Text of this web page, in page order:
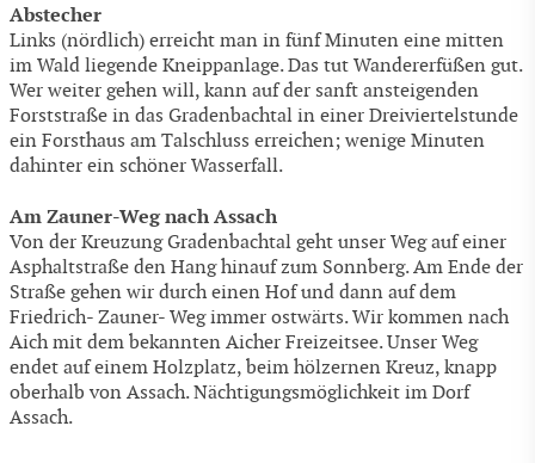
Abstecher
Links (nördlich) erreicht man in fünf Minuten eine mitten
im Wald liegende Kneippanlage. Das tut Wandererfüßen gut.
Wer weiter gehen will, kann auf der sanft ansteigenden
Forststraße in das Gradenbachtal in einer Dreiviertelstunde
ein Forsthaus am Talschluss erreichen; wenige Minuten
dahinter ein schöner Wasserfall.
Am Zauner-Weg nach Assach
Von der Kreuzung Gradenbachtal geht unser Weg auf einer
Asphaltstraße den Hang hinauf zum Sonnberg. Am Ende der
Straße gehen wir durch einen Hof und dann auf dem
Friedrich- Zauner- Weg immer ostwärts. Wir kommen nach
Aich mit dem bekannten Aicher Freizeitsee. Unser Weg
endet auf einem Holzplatz, beim hölzernen Kreuz, knapp
oberhalb von Assach. Nächtigungsmöglichkeit im Dorf
Assach.